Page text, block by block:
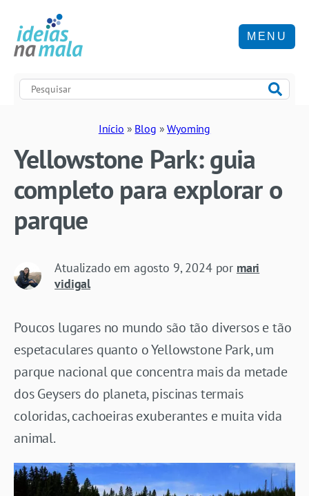
MENU
Início » Blog »Wyoming
Yellowstone Park: guia
completo para explorar o
parque
Atualizado em agosto 9, 2024por mari
vidigal
Poucos lugares no mundo são tão diversos e tão
espetaculares quanto o Yellowstone Park, um
parque nacional que concentra mais da metade
dos Geysers do planeta, piscinas termais
coloridas, cachoeiras exuberantes e muita vida
animal.